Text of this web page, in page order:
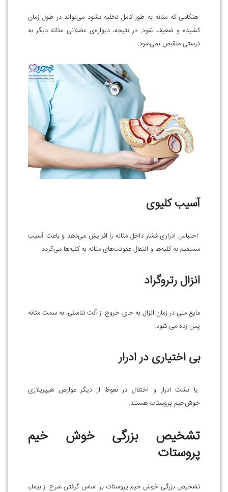
هنگامی که مثانه به طور کامل تخلیه نشود می‌تواند در طول زمان
کشیده و ضعیف شود. در نتیجه، دیواره‌ی عضلانی مثانه دیگر به
درستی منقبض نمی‌شود.
آسیب کلیوی
احتباس ادراری فشار داخل مثانه را افزایش می‌دهد و باعث آسیب
مستقیم به کلیه‌ها و انتقال عفونت‌های مثانه به کلیه‌ها می‌گردد.
انزال رتروگراد
مایع منی در زمان انزال به جای خروج از آلت تناسلی، به سمت مثانه
پس زده می شود.
بی اختیاری در ادرار
یا نشت ادرار و اختلال در نعوظ از دیگر عوارض هیپرپلازی
خوش‌خیم پروستات هستند.
تشخیص بزرگی خوش خیم
پروستات
تشخیص بزرگی خوش خیم پروستات بر اساس گرفتن شرح از بیمار،